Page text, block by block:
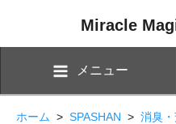
Miracle
メニュー
ホーム > SPASHAN > 消臭・